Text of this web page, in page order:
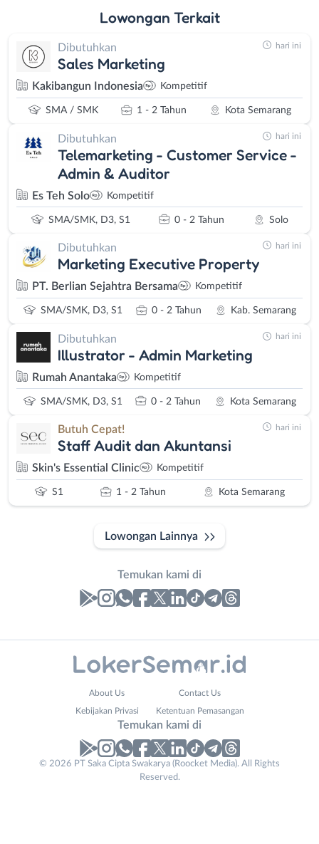
Lowongan Terkait
Dibutuhkan
Sales Marketing
Kakibangun Indonesia Kompetitif
SMA / SMK 1 - 2 Tahun Kota Semarang
hari ini
Dibutuhkan
Telemarketing - Customer Service -
Admin & Auditor
Es Teh Solo Kompetitif
SMA/SMK, D3, S1 0 - 2 Tahun Solo
hari ini
Dibutuhkan
Marketing Executive Property
PT. Berlian Sejahtra Bersama Kompetitif
SMA/SMK, D3, S1 0 - 2 Tahun Kab. Semarang
hari ini
Dibutuhkan
Illustrator - Admin Marketing
Rumah Anantaka Kompetitif
SMA/SMK, D3, S1 0 - 2 Tahun Kota Semarang
hari ini
Butuh Cepat!
Staff Audit dan Akuntansi
Skin's Essential Clinic Kompetitif
S1 1 - 2 Tahun Kota Semarang
hari ini
Lowongan Lainnya
Temukan kami di
No. Telp /
About Us Contact Us
Kebijakan Privasi Ketentuan Pemasangan
Temukan kami di
© 2026 PT Saka Cipta Swakarya (Roocket Media). All Rights
Reserved.